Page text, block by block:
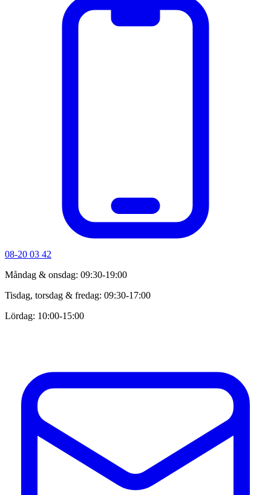
08-20 03 42
Måndag & onsdag: 09:30-19:00
Tisdag, torsdag & fredag: 09:30-17:00
Lördag: 10:00-15:00